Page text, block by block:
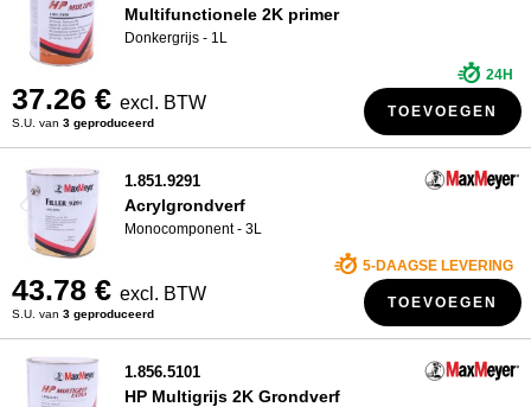
Multifunctionele 2K primer
Donkergrijs - 1L
37.26 € excl. BTW
S.U. van 3 geproduceerd
24H
TOEVOEGEN
1.851.9291
Acrylgrondverf
Monocomponent - 3L
43.78 € excl. BTW
S.U. van 3 geproduceerd
5-DAAGSE LEVERING
TOEVOEGEN
1.856.5101
HP Multigrijs 2K Grondverf